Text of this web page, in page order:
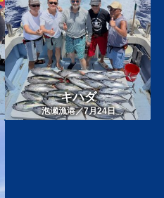
キハダ
泡瀬漁港／7月24日